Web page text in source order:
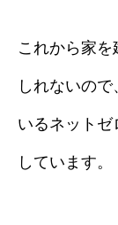
これから家
しれないの
いるネット
しています。